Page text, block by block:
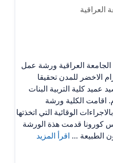
العراقية
العراقية ورشة عمل
الاخضر للمدن تحقيقا
عميد كلية التربية البنات
اقامت الكلية ورشة
الوقائية التي اتخذتها
كورونا قدمت هذة الورشة
الطبيعة … اقرأ المزيد